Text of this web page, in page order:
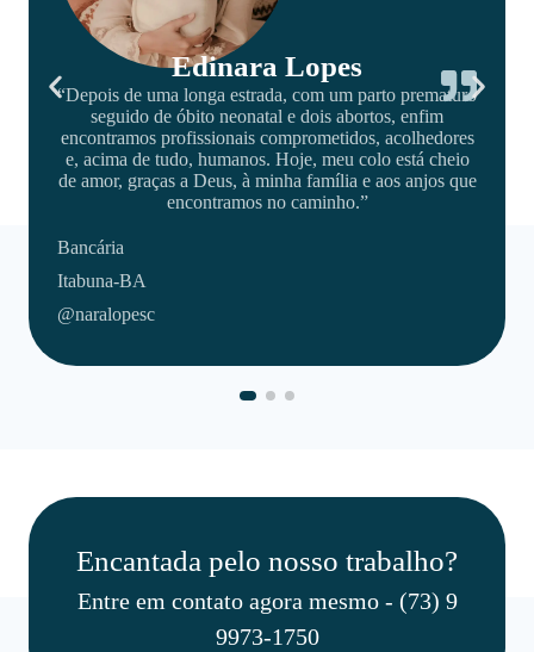
Amanda Julie
“Minha família será eternamente grata ao Dr. Rhuan e
Dra. Dani, costumo dizer que eles são uma dupla de
milhões. O Dr. Rhuan acompanhou o final da gestação
e tivemos o privilégio dele fazer meu parto. Ele foi
excepcional! Nosso pequeno teve uma anóxia ao nascer
e ele fez por nós além do que era sua obrigação.”
Cirurgiã-dentista
Canavieiras-BA
@juliemorais
Encantada pelo nosso trabalho?
Entre em contato agora mesmo - (73) 9
9973-1750